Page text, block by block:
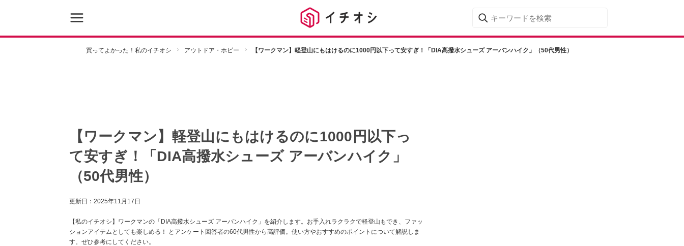
買ってよかった！私のイチオシ アウトドア・ホビー 【ワークマン】軽登山にもはけるのに1000円以下って安すぎ！「DIA高撥水シューズ アーバンハイク」（50代男性）
【ワークマン】軽登山にもはけるのに1000円以下っ
て安すぎ！「DIA高撥水シューズ アーバンハイク」
（50代男性）
更新日： 2025年11月17日
【私のイチオシ】ワークマンの「DIA高撥水シューズ アーバンハイク」を紹介します。お手入れラクラクで軽登山もでき、ファッ
ションアイテムとしても楽しめる！ とアンケート回答者の60代男性から高評価。使い方やおすすめのポイントについて解説しま
す。ぜひ参考にしてください。